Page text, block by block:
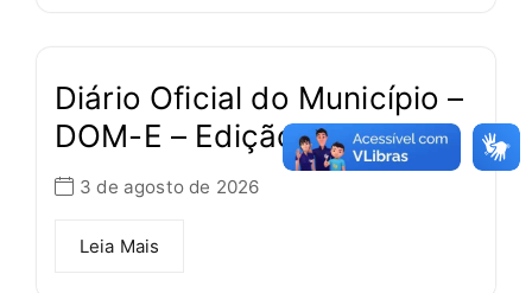
Diário Oficial do Município –
DOM-E – Edição 809
3 de agosto de 2026
Leia Mais